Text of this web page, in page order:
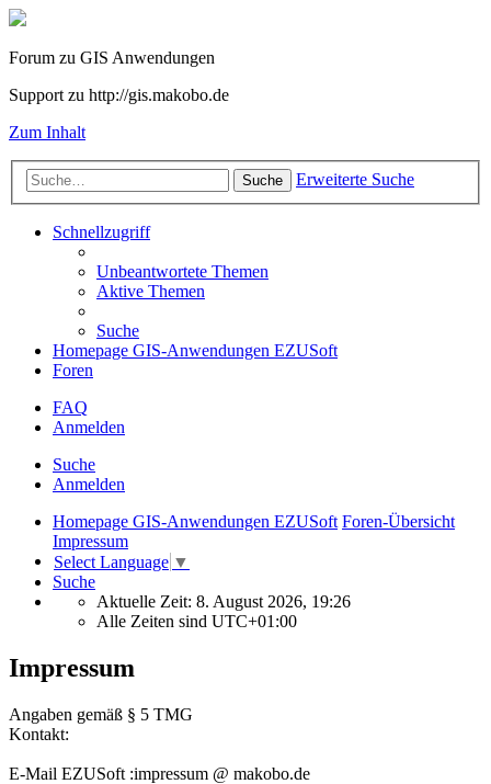
Forum zu GIS Anwendungen
Support zu http://gis.makobo.de
Zum Inhalt
Suche Erweiterte Suche
Schnellzugriff
Unbeantwortete Themen
Aktive Themen
Suche
Homepage GIS-Anwendungen EZUSoft
Foren
FAQ
Anmelden
Suche
Anmelden
Homepage GIS-Anwendungen EZUSoft Foren-Übersicht
Impressum
Select Language ▼
Suche
Aktuelle Zeit: 8. August 2026, 19:26
Alle Zeiten sind UTC+01:00
Impressum
Angaben gemäß § 5 TMG
Kontakt:
E-Mail EZUSoft :impressum @ makobo.de